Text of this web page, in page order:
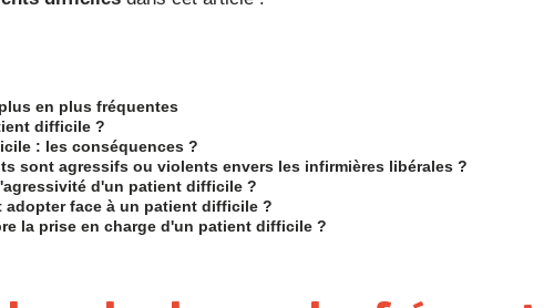
en plus fréquentes
difficile ?
: les conséquences ?
sont agressifs ou violents envers les infirmières libérales ?
d'un patient difficile ?
adopter face à un patient difficile ?
la prise en charge d'un patient difficile ?